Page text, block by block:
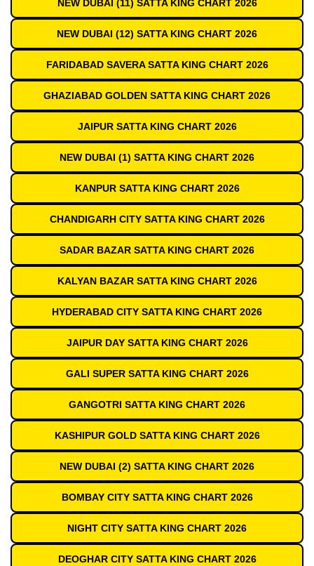
NEW DUBAI (11) SATTA KING CHART 2026
NEW DUBAI (12) SATTA KING CHART 2026
FARIDABAD SAVERA SATTA KING CHART 2026
GHAZIABAD GOLDEN SATTA KING CHART 2026
JAIPUR SATTA KING CHART 2026
NEW DUBAI (1) SATTA KING CHART 2026
KANPUR SATTA KING CHART 2026
CHANDIGARH CITY SATTA KING CHART 2026
SADAR BAZAR SATTA KING CHART 2026
KALYAN BAZAR SATTA KING CHART 2026
HYDERABAD CITY SATTA KING CHART 2026
JAIPUR DAY SATTA KING CHART 2026
GALI SUPER SATTA KING CHART 2026
GANGOTRI SATTA KING CHART 2026
KASHIPUR GOLD SATTA KING CHART 2026
NEW DUBAI (2) SATTA KING CHART 2026
BOMBAY CITY SATTA KING CHART 2026
NIGHT CITY SATTA KING CHART 2026
DEOGHAR CITY SATTA KING CHART 2026